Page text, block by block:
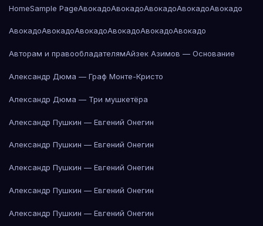
HomeSample PageАвокадоАвокадоАвокадоАвокадоАвокадо
АвокадоАвокадоАвокадоАвокадоАвокадоАвокадо
Авторам и правообладателямАйзек Азимов — Основание
Александр Дюма — Граф Монте-Кристо
Александр Дюма — Три мушкетёра
Александр Пушкин — Евгений Онегин
Александр Пушкин — Евгений Онегин
Александр Пушкин — Евгений Онегин
Александр Пушкин — Евгений Онегин
Александр Пушкин — Евгений Онегин